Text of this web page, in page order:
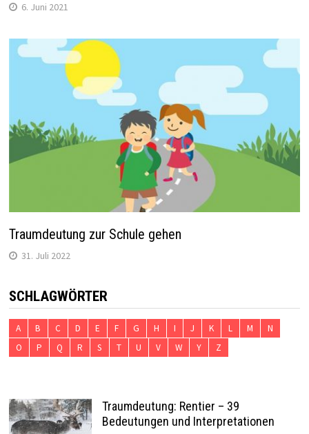
6. Juni 2021
Traumdeutung zur Schule gehen
31. Juli 2022
SCHLAGWÖRTER
A B C D E F G H I J K L M
N
O
P Q R S T U V W Y Z
Traumdeutung: Rentier – 39
Bedeutungen und Interpretationen